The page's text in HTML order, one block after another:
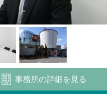
事務所の詳細を見る